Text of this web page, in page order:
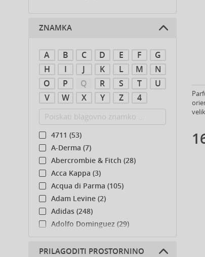
ZNAMKA
A B C D E F
G
H
I J K L M
N
O
P Q R S T
U
V
W X Y Z 4
4711 (53)
A-Derma (7)
Abercrombie & Fitch (28)
Acca Kappa (3)
Acqua di Parma (105)
Adam Levine (2)
Adidas (248)
Adolfo Dominguez (29)
Adyan (78)
Affinage (1)
PRILAGODITI PROSTORNINO